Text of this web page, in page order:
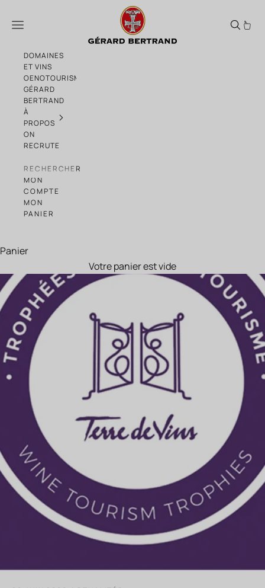
Château l'Hospitalet remporte le Grand
Menu
DOMAINES
ET VINS
OENOTOURISME
GÉRARD
BERTRAND
À
PROPOS
ON
RECRUTE
RECHERCHER
MON
COMPTE
MON
PANIER
Panier
Votre panier est vide